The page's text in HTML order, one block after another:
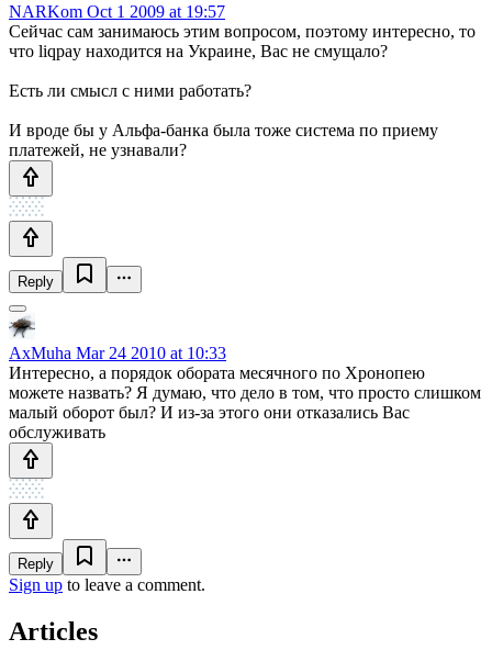
NARKom Oct 1 2009 at 19:57
Сейчас сам занимаюсь этим вопросом, поэтому интересно, то
что liqpay находится на Украине, Вас не смущало?
Есть ли смысл с ними работать?
И вроде бы у Альфа-банка была тоже система по приему
платежей, не узнавали?
Reply
AxMuha Mar 24 2010 at 10:33
Интересно, а порядок обората месячного по Хронопею
можете назвать? Я думаю, что дело в том, что просто слишком
малый оборот был? И из-за этого они отказались Вас
обслуживать
Reply
Sign up to leave a comment.
Articles